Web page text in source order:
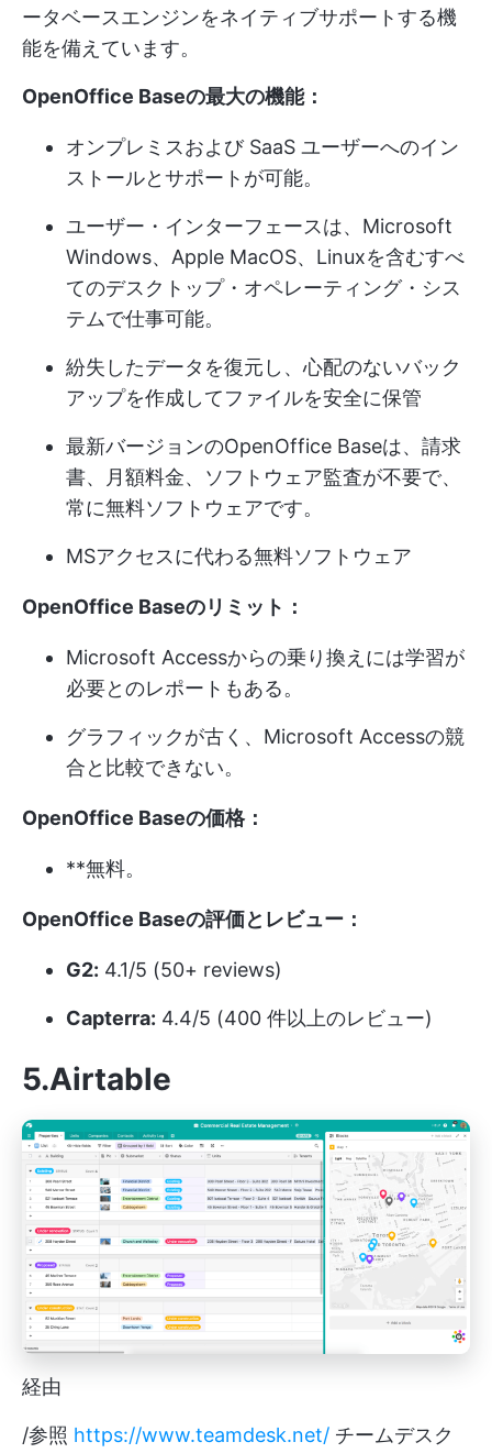
ータベースエンジンをネイティブサポートする機
能を備えています。
OpenOffice Baseの最大の機能：
オンプレミスおよび SaaS ユーザーへのイン
ストールとサポートが可能。
ユーザー・インターフェースは、Microsoft
Windows、Apple MacOS、Linuxを含むすべ
てのデスクトップ・オペレーティング・シス
テムで仕事可能。
紛失したデータを復元し、心配のないバック
アップを作成してファイルを安全に保管
最新バージョンのOpenOffice Baseは、請求
書、月額料金、ソフトウェア監査が不要で、
常に無料ソフトウェアです。
MSアクセスに代わる無料ソフトウェア
OpenOffice Baseのリミット：
Microsoft Accessからの乗り換えには学習が
必要とのレポートもある。
グラフィックが古く、Microsoft Accessの競
合と比較できない。
OpenOffice Baseの価格：
**無料。
OpenOffice Baseの評価とレビュー：
G2: 4.1/5 (50+ reviews)
Capterra: 4.4/5 (400 件以上のレビュー)
5.Airtable
経由
/参照 https://www.teamdesk.net/ チームデスク